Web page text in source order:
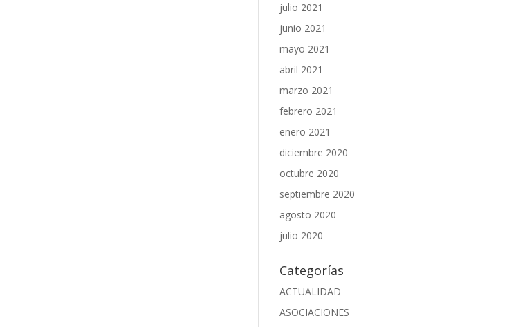
julio 2021
junio 2021
mayo 2021
abril 2021
marzo 2021
febrero 2021
enero 2021
diciembre 2020
octubre 2020
septiembre 2020
agosto 2020
julio 2020
Categorías
ACTUALIDAD
ASOCIACIONES